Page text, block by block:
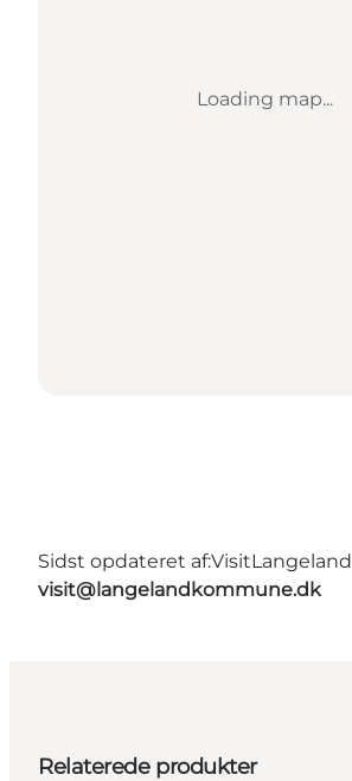
Loading map...
Sidst opdateret af:VisitLangeland
visit@langelandkommune.dk
Relaterede produkter